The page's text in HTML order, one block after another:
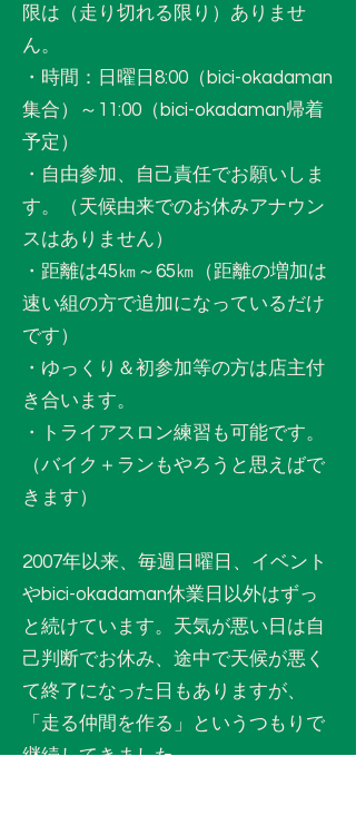
限は（走り切れる限り）ありませ
ん。
・時間：日曜日8:00（bici-okadaman
集合）～11:00（bici-okadaman帰着
予定）
・自由参加、自己責任でお願いしま
す。（天候由来でのお休みアナウン
スはありません）
・距離は45㎞～65㎞（距離の増加は
速い組の方で追加になっているだけ
です）
・ゆっくり＆初参加等の方は店主付
き合います。
・トライアスロン練習も可能です。
（バイク＋ランもやろうと思えばで
きます）
2007年以来、毎週日曜日、イベント
やbici-okadaman休業日以外はずっ
と続けています。天気が悪い日は自
己判断でお休み、途中で天候が悪く
て終了になった日もありますが、
「走る仲間を作る」というつもりで
継続してきました。